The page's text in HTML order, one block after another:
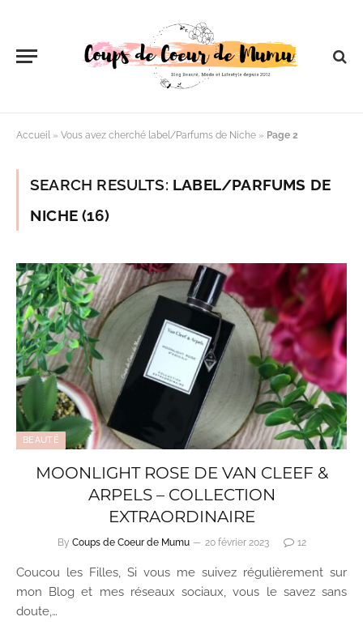
Accueil » Vous avez cherché label/Parfums de Niche » Page 2
SEARCH RESULTS: LABEL/PARFUMS DE
NICHE (16)
BEAUTÉ
MOONLIGHT ROSE DE VAN CLEEF &
ARPELS – COLLECTION
EXTRAORDINAIRE
By Coups de Coeur de Mumu 20 février 2023 12
Coucou les Filles, Si vous me suivez régulièrement sur
mon Blog et mes réseaux sociaux, vous le savez sans
doute,…